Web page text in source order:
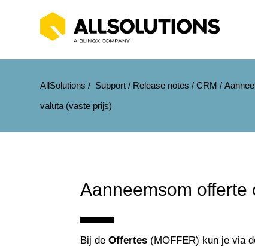
AllSolutions / Support/ Release notes /CRM /
valuta (vaste prijs)
Aanneemsom
Bij deOffertes (MOFFER) kun je via